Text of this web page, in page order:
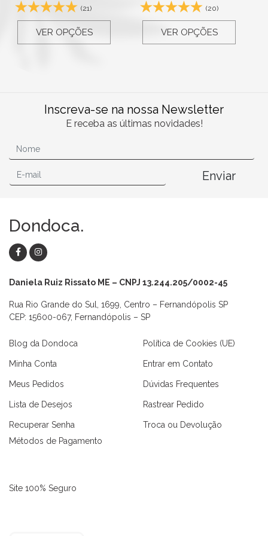
(21)
VER OPÇÕES
(20)
VER OPÇÕES
Inscreva-se na nossa Newsletter
E receba as últimas novidades!
Enviar
Dondoca.
Daniela Ruiz Rissato ME – CNPJ 13.244.205/0002-45
Rua Rio Grande do Sul, 1699, Centro – Fernandópolis SP
CEP: 15600-067, Fernandópolis – SP
Blog da Dondoca
Minha Conta
Meus Pedidos
Lista de Desejos
Recuperar Senha
Política de Cookies (UE)
Entrar em Contato
Dúvidas Frequentes
Rastrear Pedido
Troca ou Devolução
Métodos de Pagamento
Site 100% Seguro